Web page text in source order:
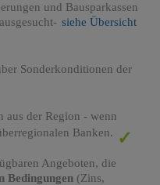
und Bausparkassen
siehe Übersicht
Sonderkonditionen der
aus der Region - wenn
Banken.
Angeboten, die
Bedingungen(Zins,